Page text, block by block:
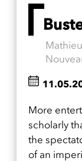
More
scholarly
the
of an